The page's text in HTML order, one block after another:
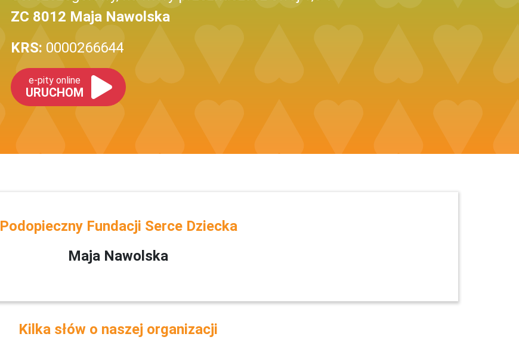
ZC 8012 Maja Nawolska
KRS: 0000266644
e-pity online
URUCHOM
Podopieczny Fundacji Serce Dziecka
Maja Nawolska
Kilka słów o naszej organizacji